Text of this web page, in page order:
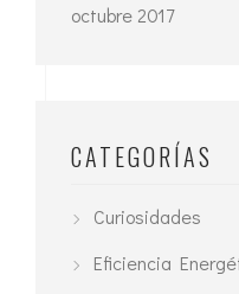
octubre 2017
CATEGORÍAS
Curiosidades
Eficiencia